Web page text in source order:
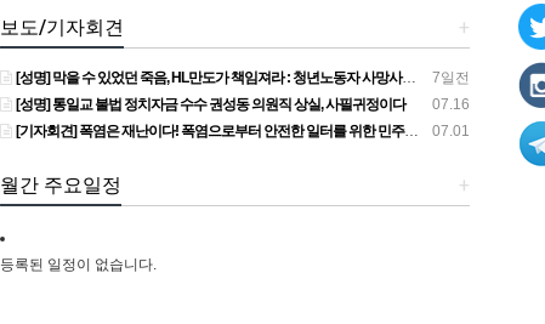
+
보도/기자회견
7일전
[성명] 막을 수 있었던 죽음, HL만도가 책임져라 : 청년노동자 사망사고의 철저한 진상규명과 재발방지 대책 마련하라
07.16
[성명] 통일교 불법 정치자금 수수 권성동 의원직 상실, 사필귀정이다
07.01
[기자회견] 폭염은 재난이다! 폭염으로부터 안전한 일터를 위한 민주노총 강원지역본부 폭염감시단 선포 기자회견
+
월간 주요일정
등록된 일정이 없습니다.